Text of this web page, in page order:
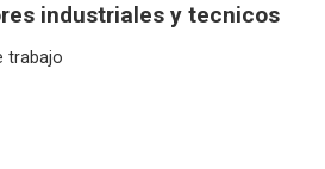
industriales y tecnicos
trabajo